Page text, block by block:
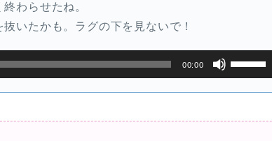
矢
印
キ
ー
を
わらせたね。
いたかも。ラグの下を見ないで！
00:00
ボ
リ